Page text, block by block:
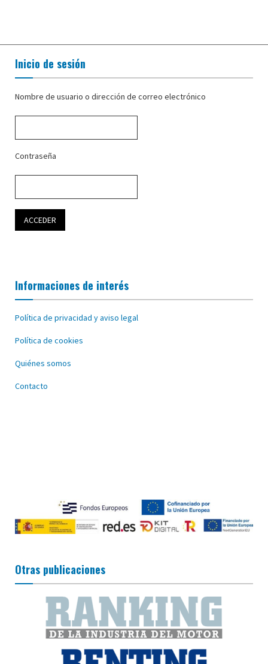
Inicio de sesión
Nombre de usuario o dirección de correo electrónico
Contraseña
Informaciones de interés
Política de privacidad y aviso legal
Política de cookies
Quiénes somos
Contacto
Otras publicaciones